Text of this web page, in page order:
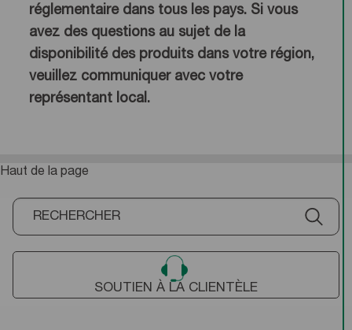
réglementaire dans tous les pays. Si vous
avez des questions au sujet de la
disponibilité des produits dans votre région,
veuillez communiquer avec votre
représentant local.
Haut de la page
SOUTIEN À LA CLIENTÈLE